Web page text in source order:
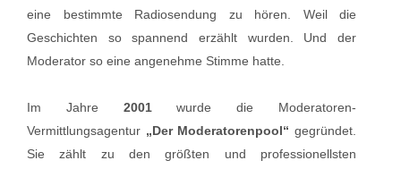
eine bestimmte Radiosendung zu hören. Weil die
Geschichten so spannend erzählt wurden. Und der
Moderator so eine angenehme Stimme hatte.
Im Jahre 2001wurde die Moderatoren-
Vermittlungsagentur „Der Moderatorenpool“ gegründet.
Sie zählt zu den größten und professionellsten